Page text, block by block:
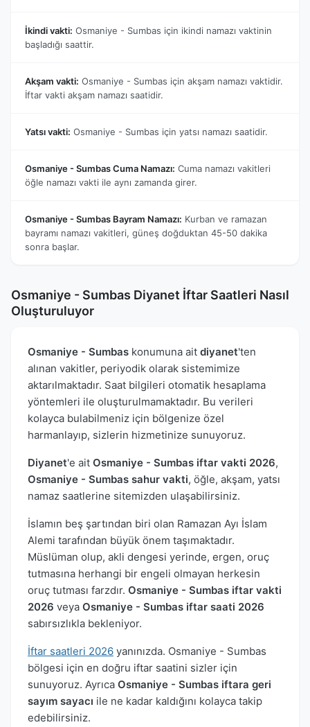
İkindi vakti: Osmaniye - Sumbas için ikindi namazı vaktinin
başladığı saattir.
Akşam vakti: Osmaniye - Sumbas için akşam namazı vaktidir.
İftar vakti akşam namazı saatidir.
Yatsı vakti: Osmaniye - Sumbas için yatsı namazı saatidir.
Osmaniye - Sumbas Cuma Namazı: Cuma namazı vakitleri
öğle namazı vakti ile aynı zamanda girer.
Osmaniye - Sumbas Bayram Namazı: Kurban ve ramazan
bayramı namazı vakitleri, güneş doğduktan 45-50 dakika
sonra başlar.
Osmaniye - Sumbas Diyanet İftar Saatleri Nasıl
Oluşturuluyor
Osmaniye - Sumbas konumuna ait diyanet'ten
alınan vakitler, periyodik olarak sistemimize
aktarılmaktadır. Saat bilgileri otomatik hesaplama
yöntemleri ile oluşturulmamaktadır. Bu verileri
kolayca bulabilmeniz için bölgenize özel
harmanlayıp, sizlerin hizmetinize sunuyoruz.
Diyanet'e ait Osmaniye - Sumbas iftar vakti 2026,
Osmaniye - Sumbas sahur vakti, öğle, akşam, yatsı
namaz saatlerine sitemizden ulaşabilirsiniz.
İslamın beş şartından biri olan Ramazan Ayı İslam
Alemi tarafından büyük önem taşımaktadır.
Müslüman olup, akli dengesi yerinde, ergen, oruç
tutmasına herhangi bir engeli olmayan herkesin
oruç tutması farzdır. Osmaniye - Sumbas iftar vakti
2026 veya Osmaniye - Sumbas iftar saati 2026
sabırsızlıkla bekleniyor.
İftar saatleri 2026 yanınızda. Osmaniye - Sumbas
bölgesi için en doğru iftar saatini sizler için
sunuyoruz. Ayrıca Osmaniye - Sumbas iftara geri
sayım sayacı ile ne kadar kaldığını kolayca takip
edebilirsiniz.